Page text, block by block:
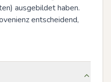
ausgebildet haben.
entscheidend,